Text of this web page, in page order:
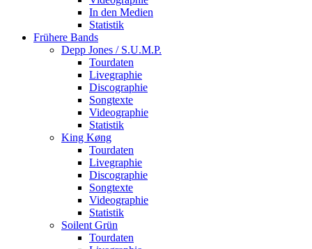
In den Medien
Statistik
Frühere Bands
Depp Jones / S.U.M.P.
Tourdaten
Livegraphie
Discographie
Songtexte
Videographie
Statistik
King Køng
Tourdaten
Livegraphie
Discographie
Songtexte
Videographie
Statistik
Soilent Grün
Tourdaten